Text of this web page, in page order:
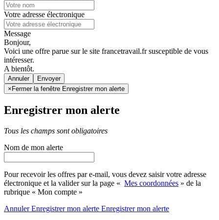
Votre adresse électronique
Message
Bonjour,
Voici une offre parue sur le site francetravail.fr susceptible de vous
intéresser.
A bientôt.
Annuler
× Fermer la fenêtre Enregistrer mon alerte
Enregistrer mon alerte
Tous les champs sont obligatoires
Nom de mon alerte
Pour recevoir les offres par e-mail, vous devez saisir votre adresse
électronique et la valider sur la page « Mes coordonnées » de la
rubrique « Mon compte »
AnnulerEnregistrer mon alerte Enregistrermon alerte